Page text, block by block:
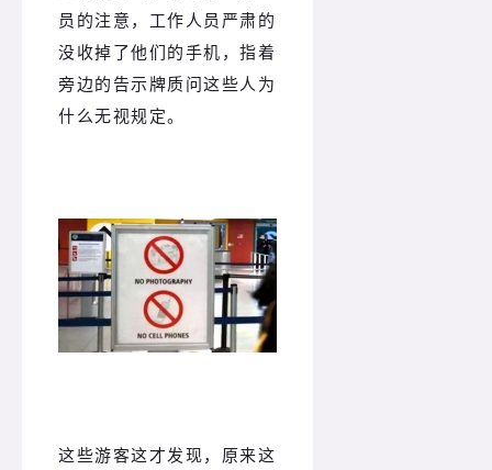
员的注意，工作人员严肃的
没收掉了他们的手机，指着
旁边的告示牌质问这些人为
什么无视规定。
这些游客这才发现，原来这